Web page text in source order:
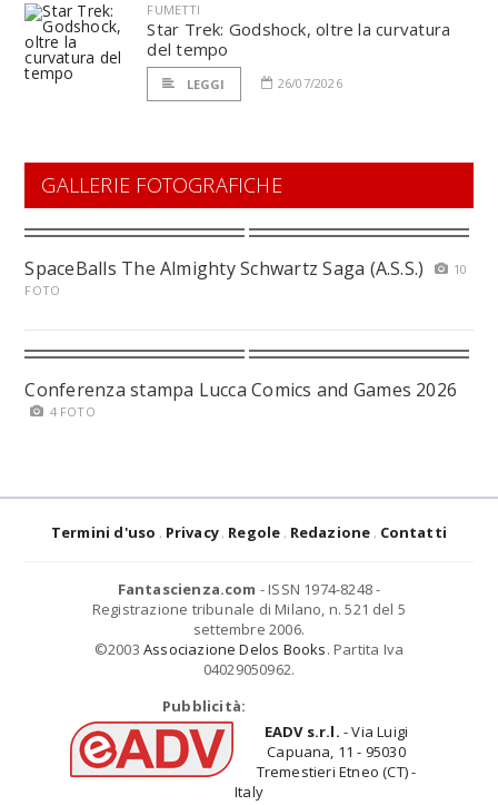
FUMETTI
Star Trek: Godshock, oltre la curvatura
del tempo
LEGGI 26/07/2026
GALLERIE FOTOGRAFICHE
SpaceBalls The Almighty Schwartz Saga (A.S.S.)
10
FOTO
Conferenza stampa Lucca Comics and Games 2026
4 FOTO
Termini d'uso Privacy Regole Redazione Contatti
Fantascienza.com - ISSN 1974-8248 -
Registrazione tribunale di Milano, n. 521 del 5
settembre 2006.
©2003 Associazione Delos Books. Partita Iva
04029050962.
Pubblicità:
EADV s.r.l. - Via Luigi
Capuana, 11 - 95030
Tremestieri Etneo (CT) -
Italy